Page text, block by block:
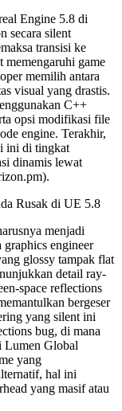
Engine 5.8 di
secara silent
transisi ke
memengaruhi game
memilih antara
visual yang drastis.
C++
opsi modifikasi file
engine. Terakhir,
ini di tingkat
dinamis lewat
Rusak di UE 5.8
menjadi
graphics engineer
glossy tampak flat
detail ray-
space reflections
bergeser
yang silent ini
bug, di mana
Lumen Global
yang
hal ini
yang masif atau